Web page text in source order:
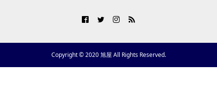
Copyright © 2020 旭屋 All Rights Reserved.